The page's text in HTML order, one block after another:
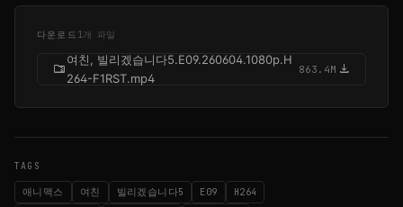
다운로드 1개 파일
folder_zip
여친, 빌리겠습니다5.E09.260604.1080p.H
264-F1RST.mp4
863.4M download
TAGS
애니맥스 여친 빌리겠습니다5 E09 H264